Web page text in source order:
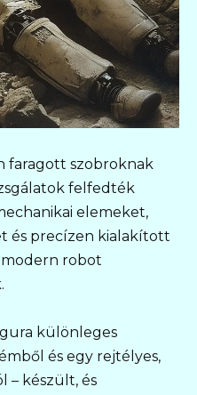
faragott szobroknak
felfedték
elemeket,
és precízen kialakított
robot
különleges
és egy rejtélyes,
– készült, és